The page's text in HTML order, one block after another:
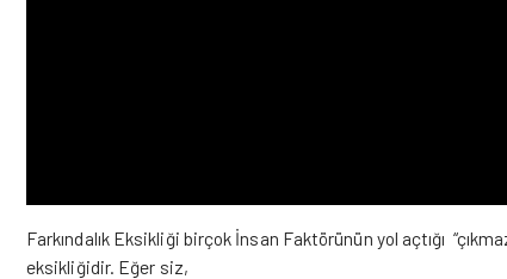
Farkındalık Eksikliği birçok İnsan Faktörünün yol açtığı
eksikliğidir. Eğer siz,